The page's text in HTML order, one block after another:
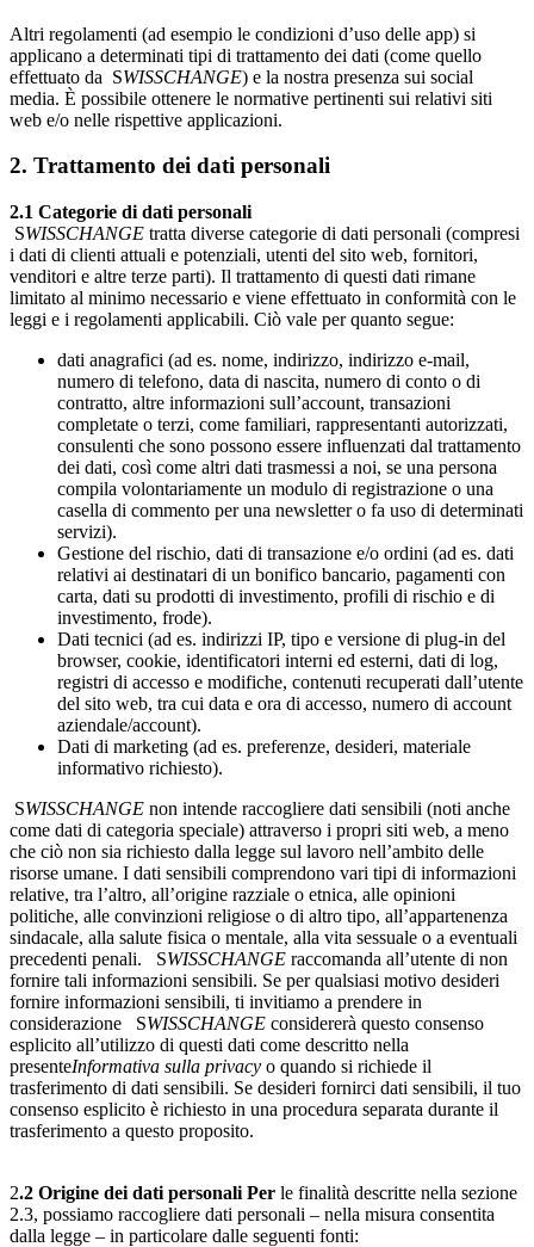
Altri regolamenti (ad esempio le condizioni d’uso delle app) si
applicano a determinati tipi di trattamento dei dati (come quello
effettuato da SWISSCHANGE) e la nostra presenza sui social
media. È possibile ottenere le normative pertinenti sui relativi siti
web e/o nelle rispettive applicazioni.
2. Trattamento dei dati personali
2.1 Categorie di dati personali
SWISSCHANGE tratta diverse categorie di dati personali (compresi
i dati di clienti attuali e potenziali, utenti del sito web, fornitori,
venditori e altre terze parti). Il trattamento di questi dati rimane
limitato al minimo necessario e viene effettuato in conformità con le
leggi e i regolamenti applicabili. Ciò vale per quanto segue:
dati anagrafici (ad es. nome, indirizzo, indirizzo e-mail,
numero di telefono, data di nascita, numero di conto o di
contratto, altre informazioni sull’account, transazioni
completate o terzi, come familiari, rappresentanti autorizzati,
consulenti che sono possono essere influenzati dal trattamento
dei dati, così come altri dati trasmessi a noi, se una persona
compila volontariamente un modulo di registrazione o una
casella di commento per una newsletter o fa uso di determinati
servizi).
Gestione del rischio, dati di transazione e/o ordini (ad es. dati
relativi ai destinatari di un bonifico bancario, pagamenti con
carta, dati su prodotti di investimento, profili di rischio e di
investimento, frode).
Dati tecnici (ad es. indirizzi IP, tipo e versione di plug-in del
browser, cookie, identificatori interni ed esterni, dati di log,
registri di accesso e modifiche, contenuti recuperati dall’utente
del sito web, tra cui data e ora di accesso, numero di account
aziendale/account).
Dati di marketing (ad es. preferenze, desideri, materiale
informativo richiesto).
SWISSCHANGE non intende raccogliere dati sensibili (noti anche
come dati di categoria speciale) attraverso i propri siti web, a meno
che ciò non sia richiesto dalla legge sul lavoro nell’ambito delle
risorse umane. I dati sensibili comprendono vari tipi di informazioni
relative, tra l’altro, all’origine razziale o etnica, alle opinioni
politiche, alle convinzioni religiose o di altro tipo, all’appartenenza
sindacale, alla salute fisica o mentale, alla vita sessuale o a eventuali
precedenti penali. SWISSCHANGE raccomanda all’utente di non
fornire tali informazioni sensibili. Se per qualsiasi motivo desideri
fornire informazioni sensibili, ti invitiamo a prendere in
considerazione SWISSCHANGE considererà questo consenso
esplicito all’utilizzo di questi dati come descritto nella
presenteInformativa sulla privacy o quando si richiede il
trasferimento di dati sensibili. Se desideri fornirci dati sensibili, il tuo
consenso esplicito è richiesto in una procedura separata durante il
trasferimento a questo proposito.
2.2 Origine dei dati personali Per le finalità descritte nella sezione
2.3, possiamo raccogliere dati personali – nella misura consentita
dalla legge – in particolare dalle seguenti fonti: